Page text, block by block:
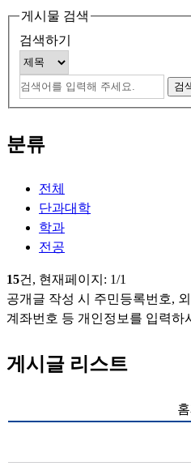
게시물 검색
검색하기
분류
전체
단과대학
학과
전공
15건, 현재페이지: 1/1
공개글 작성 시 주민등록번호,
계좌번호 등 개인정보를 입력하
게시글 리스트